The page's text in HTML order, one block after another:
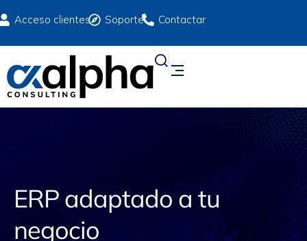
Acceso clientes Soporte Contactar
ERP adaptado a tu
negocio